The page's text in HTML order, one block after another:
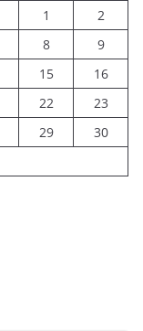
1
2
8
9
15
16
22
23
29
30